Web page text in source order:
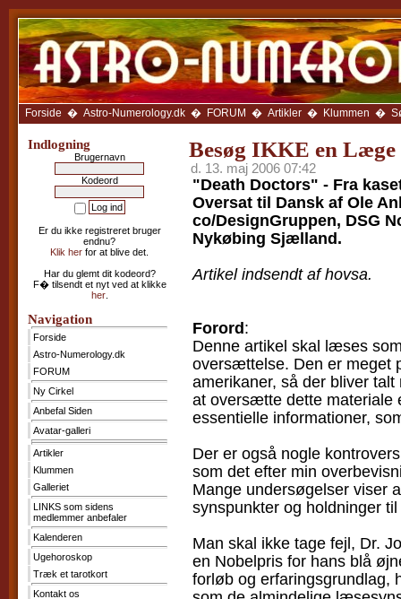
Forside � Astro-Numerology.dk � FORUM � Artikler � Klummen �
Indlogning
Brugernavn
Kodeord
Er du ikke registreret bruger
endnu?
Klik her for at blive det.
Har du glemt dit kodeord?
F� tilsendt et nyt ved at klikke
her.
Navigation
Forside
Astro-Numerology.dk
FORUM
Ny Cirkel
Anbefal Siden
Avatar-galleri
Artikler
Klummen
Galleriet
LINKS som sidens
medlemmer anbefaler
Kalenderen
Ugehoroskop
Træk et tarotkort
Kontakt os
Forside
Astro-
Numerology.dk
FORUM
Ny
Cirkel
Anbefal
Avatar-
galleri
Galleriet
som
sidens
medlemmer
Kalenderen
Ugehoroskop
Træk
et
tarotkort
Kontakt
os
Søg
Foreslå
foto
til
Galleriet
Foreslå
et
link
Markeds
Pladsen
Send
Besøg IKKE en Læge
d. 13. maj 2006 07:42
"Death Doctors" - Fra
Oversat til Dansk af Ole
co/DesignGruppen, DSG
Nykøbing Sjælland.
Artikel indsendt af hovsa.
Forord:
Denne artikel skal læses
oversættelse. Den er meget
amerikaner, så der bliver
at oversætte dette materiale
essentielle informationer,
Der er også nogle
som det efter min
Mange undersøgelser viser
synspunkter og holdninger
Man skal ikke tage fejl, Dr.
en Nobelpris for hans blå
forløb og erfaringsgrundlag,